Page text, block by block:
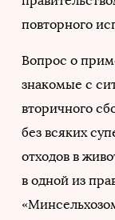
повторного
Вопрос о
знакомые с
вторичного
без всяких
отходов в
в одной из